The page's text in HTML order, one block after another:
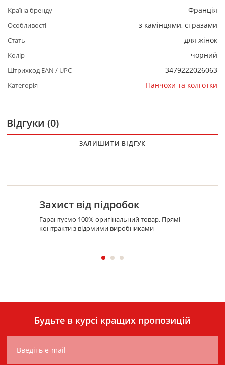
Країна бренду Франція
Особливості з камінцями, стразами
Стать для жінок
Колір чорний
Штрихкод EAN / UPC 3479222026063
Категорія Панчохи та колготки
Відгуки (0)
ЗАЛИШИТИ ВІДГУК
Захист від підробок
Гарантуємо 100% оригінальний товар. Прямі
контракти з відомими виробниками
Будьте в курсі кращих пропозицій
Введіть e-mail